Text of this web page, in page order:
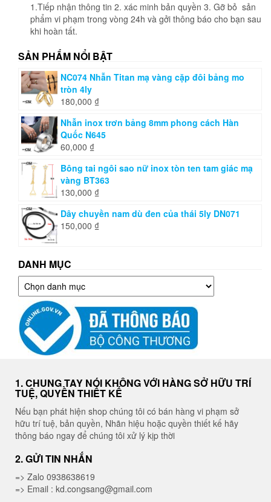
1.Tiếp nhận thông tin 2. xác minh bản quyền 3. Gỡ bỏ sản
phẩm vi phạm trong vòng 24h và gởi thông báo cho bạn sau
khi hoàn tất.
SẢN PHẨM NỔI BẬT
NC074 Nhẫn Titan mạ vàng cặp đôi bảng mo
tròn 4ly
180,000 ₫
Nhẫn inox trơn bảng 8mm phong cách Hàn
Quốc N645
60,000 ₫
Bông tai ngôi sao nữ inox tòn ten tam giác mạ
vàng BT363
130,000 ₫
Dây chuyền nam dù đen của thái 5ly DN071
150,000 ₫
DANH MỤC
Danh
mục
1. CHUNG TAY NÓI KHÔNG VỚI HÀNG SỞ HỮU TRÍ
TUỆ, QUYỀN THIẾT KẾ
Nếu bạn phát hiện shop chúng tôi có bán hàng vi phạm sở
hữu trí tuệ, bản quyền, Nhãn hiệu hoặc quyền thiết kế hãy
thông báo ngay để chúng tôi xử lý kịp thời
2. GỬI TIN NHẮN
=> Zalo 0938638619
=> Email : kd.congsang@gmail.com